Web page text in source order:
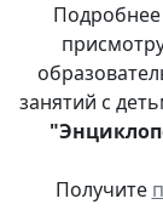
занятий с
Получите